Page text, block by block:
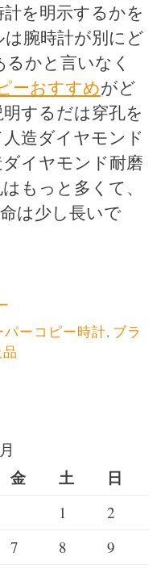
を明示するかを
腕時計が別にど
かと言いなく
ーおすすめがど
するだは穿孔を
造ダイヤモンド
イヤモンド耐磨
もっと多くて、
は少し長いで
パーコピー時計, ブラ
金 土 日
1
2
7 8
9